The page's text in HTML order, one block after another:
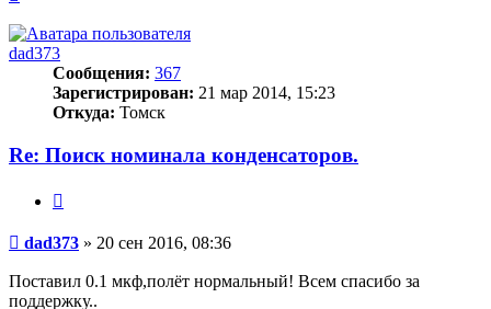
началу
dad373
Сообщения: 367
Зарегистрирован: 21 мар 2014, 15:23
Откуда: Томск
Re: Поиск номинала конденсаторов.
Сообщение
dad373 » 20 сен 2016, 08:36
Поставил 0.1 мкф,полёт нормальный! Всем спасибо за
поддержку..